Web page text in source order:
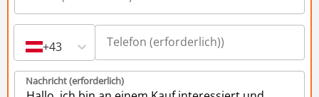
+43
Nachricht (erforderlich)